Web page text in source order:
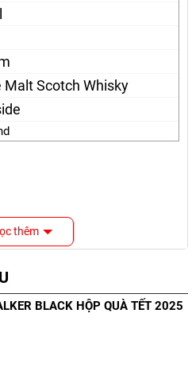
Malt Scotch Whisky
thêm
BLACK HỘP QUÀ TẾT 2025